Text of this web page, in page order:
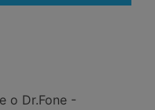
o Dr.Fone -